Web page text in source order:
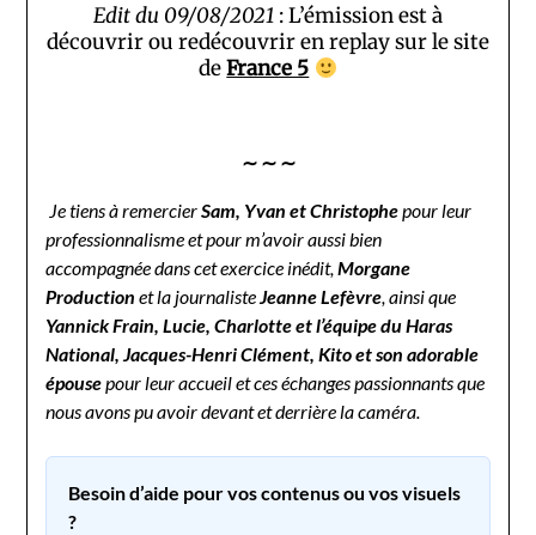
Edit du 09/08/2021 : L’émission est à
découvrir ou redécouvrir en replay sur le site
deFrance 5
∼ ∼ ∼
Je tiens à remercierSam, Yvan et Christophepour leur
professionnalisme et pour m’avoir aussi bien
accompagnée dans cet exercice inédit,Morgane
Production et la journalisteJeanne Lefèvre, ainsi que
Yannick Frain, Lucie, Charlotte et l’équipe du Haras
National, Jacques-Henri Clément, Kito et son adorable
épousepour leur accueil et ces échanges passionnants que
nous avons pu avoir devant et derrière la caméra.
Besoin d’aide pour vos contenus ou vos visuels
?